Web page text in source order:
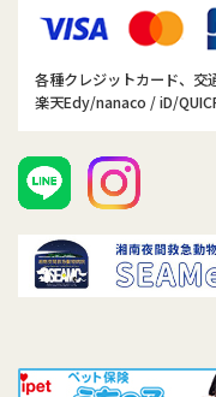
各種クレジットカード、交
楽天Edy/nanaco / iD/